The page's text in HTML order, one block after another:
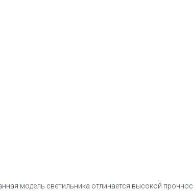
модель светильника отличается высокой